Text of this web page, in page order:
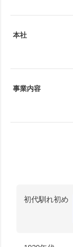
本社
事業内容
初代馴れ初め